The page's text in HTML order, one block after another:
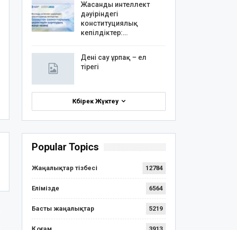
Жасанды интеллект
дәуіріндегі
конституциялық
кепілдіктер:…
Дені сау ұрпақ – ел
тірегі
Көбірек Жүктеу
Popular Topics
Жаңалықтар тізбесі 12784
Елімізде 6564
Басты жаңалықтар 5219